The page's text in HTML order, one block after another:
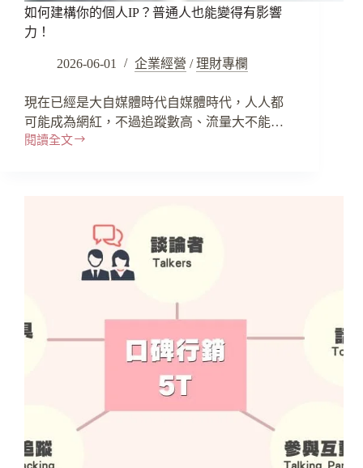
如何建構你的個人IP？普通人也能變得有影響
力！
2026-06-01 企業經營 / 理財專欄
現在已經是大自媒體時代自媒體時代，人人都
可能成為網紅，不過追蹤數高、流量大不能…
閱讀全文